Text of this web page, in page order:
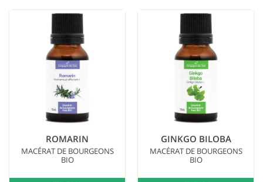
ROMARIN
MACÉRAT DE BOURGEONS
BIO
GINKGO BILOBA
MACÉRAT DE BOURGEONS
BIO